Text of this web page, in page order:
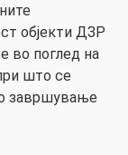
објекти ДЗР
во поглед на
што се
завршување